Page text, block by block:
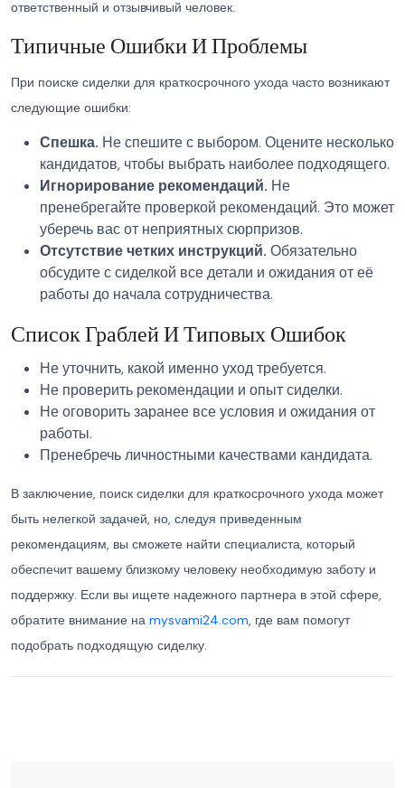
ответственный и отзывчивый человек.
Типичные Ошибки И Проблемы
При поиске сиделки для краткосрочного ухода часто возникают
следующие ошибки:
Спешка. Не спешите с выбором. Оцените несколько
кандидатов, чтобы выбрать наиболее подходящего.
Игнорирование рекомендаций. Не
пренебрегайте проверкой рекомендаций. Это может
уберечь вас от неприятных сюрпризов.
Отсутствие четких инструкций. Обязательно
обсудите с сиделкой все детали и ожидания от её
работы до начала сотрудничества.
Список Граблей И Типовых Ошибок
Не уточнить, какой именно уход требуется.
Не проверить рекомендации и опыт сиделки.
Не оговорить заранее все условия и ожидания от
работы.
Пренебречь личностными качествами кандидата.
В заключение, поиск сиделки для краткосрочного ухода может
быть нелегкой задачей, но, следуя приведенным
рекомендациям, вы сможете найти специалиста, который
обеспечит вашему близкому человеку необходимую заботу и
поддержку. Если вы ищете надежного партнера в этой сфере,
обратите внимание на mysvami24.com, где вам помогут
подобрать подходящую сиделку.